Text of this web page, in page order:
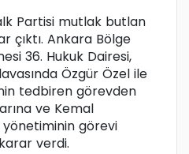
Partisi mutlak butlan
çıktı. Ankara Bölge
36. Hukuk Dairesi,
Özgür Özel ile
tedbiren görevden
ve Kemal
yönetiminin görevi
verdi.